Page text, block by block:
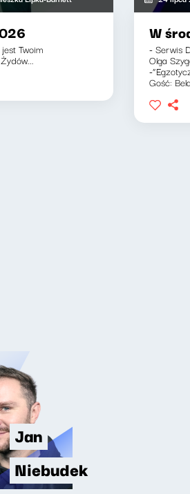
Twoim
W
- Serwis
Olga
-
Gość:
Jan
Niebudek